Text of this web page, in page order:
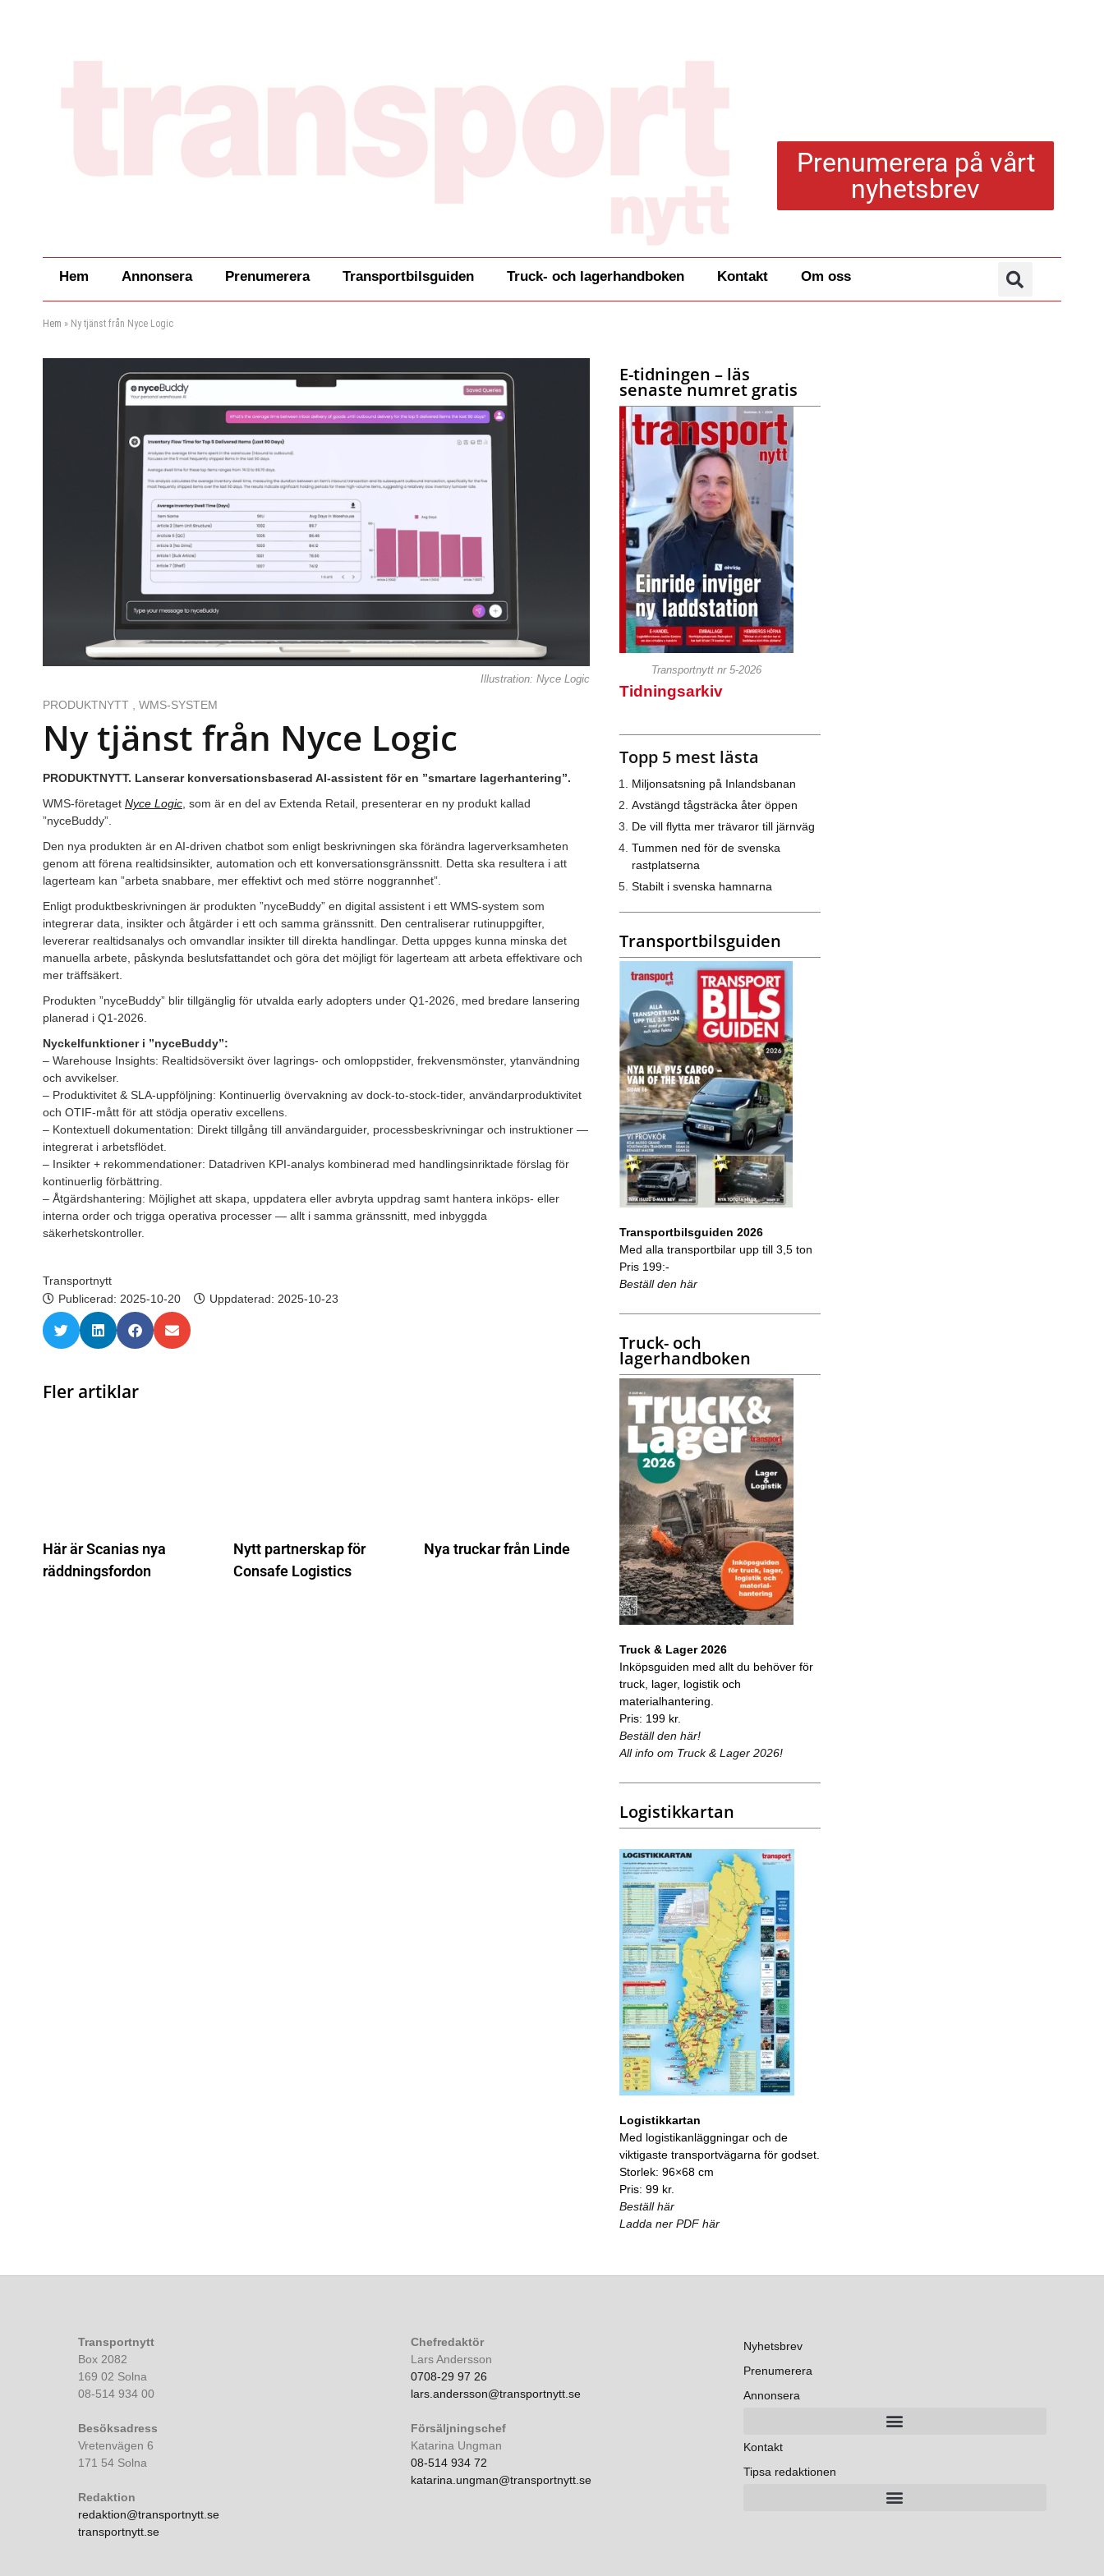
Prenumerera på vårt
nyhetsbrev
Hem Annonsera Prenumerera Transportbilsguiden Truck- och lagerhandboken Kontakt Om oss
Hem » Ny tjänst från Nyce Logic
Illustration: Nyce Logic
PRODUKTNYTT WMS-SYSTEM
Ny tjänst från Nyce Logic
PRODUKTNYTT. Lanserar konversationsbaserad AI-assistent för en ”smartare lagerhantering”.
WMS-företaget Nyce Logic , som är en del av Extenda Retail, presenterar en ny produkt kallad
”nyceBuddy”.
Den nya produkten är en AI-driven chatbot som enligt beskrivningen ska förändra lagerverksamheten
genom att förena realtidsinsikter, automation och ett konversationsgränssnitt. Detta ska resultera i att
lagerteam kan ”arbeta snabbare, mer effektivt och med större noggrannhet”.
Enligt produktbeskrivningen är produkten ”nyceBuddy” en digital assistent i ett WMS-system som
integrerar data, insikter och åtgärder i ett och samma gränssnitt. Den centraliserar rutinuppgifter,
levererar realtidsanalys och omvandlar insikter till direkta handlingar. Detta uppges kunna minska det
manuella arbete, påskynda beslutsfattandet och göra det möjligt för lagerteam att arbeta effektivare och
mer träffsäkert.
Produkten ”nyceBuddy” blir tillgänglig för utvalda early adopters under Q1-2026, med bredare lansering
planerad i Q1-2026.
Nyckelfunktioner i ”nyceBuddy”:
– Warehouse Insights: Realtidsöversikt över lagrings- och omloppstider, frekvensmönster, ytanvändning
och avvikelser.
– Produktivitet & SLA-uppföljning: Kontinuerlig övervakning av dock-to-stock-tider, användarproduktivitet
och OTIF-mått för att stödja operativ excellens.
– Kontextuell dokumentation: Direkt tillgång till användarguider, processbeskrivningar och instruktioner —
integrerat i arbetsflödet.
– Insikter + rekommendationer: Datadriven KPI-analys kombinerad med handlingsinriktade förslag för
kontinuerlig förbättring.
– Åtgärdshantering: Möjlighet att skapa, uppdatera eller avbryta uppdrag samt hantera inköps- eller
interna order och trigga operativa processer — allt i samma gränssnitt, med inbyggda
säkerhetskontroller.
Transportnytt
Publicerad: 2025-10-20 Uppdaterad: 2025-10-23
Fler artiklar
Här är Scanias nya
räddningsfordon
Nytt partnerskap för
Consafe Logistics
Nya truckar från Linde
E-tidningen – läs
senaste numret gratis
Transportnytt nr 5-2026
Tidningsarkiv
Topp 5 mest lästa
Miljonsatsning på Inlandsbanan
Avstängd tågsträcka åter öppen
De vill flytta mer trävaror till järnväg
Tummen ned för de svenska
rastplatserna
Stabilt i svenska hamnarna
Transportbilsguiden
Transportbilsguiden 2026
Med alla transportbilar upp till 3,5 ton
Pris 199:-
Beställ den här
Truck- och
lagerhandboken
Truck & Lager 2026
Inköpsguiden med allt du behöver för
truck, lager, logistik och
materialhantering.
Pris: 199 kr.
Beställ den här!
All info om Truck & Lager 2026!
Logistikkartan
Logistikkartan
Med logistikanläggningar och de
viktigaste transportvägarna för godset.
Storlek: 96×68 cm
Pris: 99 kr.
Beställ här
Ladda ner PDF här
Transportnytt
Box 2082
169 02 Solna
08-514 934 00
Besöksadress
Vretenvägen 6
171 54 Solna
Redaktion
redaktion@transportnytt.se
transportnytt.se
Chefredaktör
Lars Andersson
0708-29 97 26
lars.andersson@transportnytt.se
Försäljningschef
Katarina Ungman
08-514 934 72
katarina.ungman@transportnytt.se
Nyhetsbrev
Prenumerera
Annonsera
Kontakt
Tipsa redaktionen